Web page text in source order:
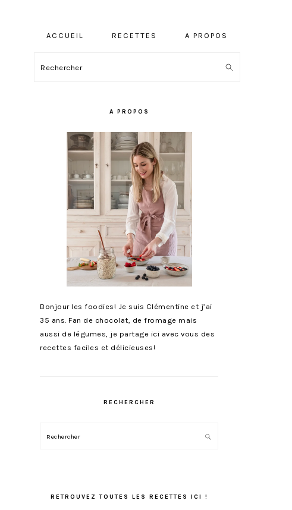
ACCUEIL RECETTES A PROPOS
Rechercher
A PROPOS
Bonjour les foodies! Je suis Clémentine et j’ai
35 ans. Fan de chocolat, de fromage mais
aussi de légumes, je partage ici avec vous des
recettes faciles et délicieuses!
RECHERCHER
Rechercher
RETROUVEZ TOUTES LES RECETTES ICI !